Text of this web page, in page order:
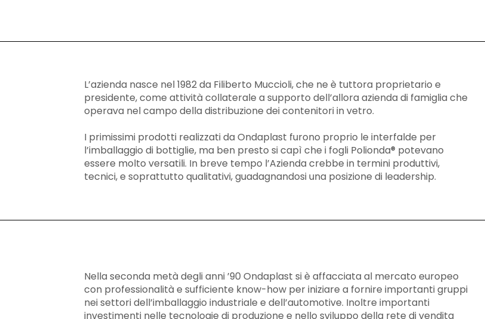
L’azienda nasce nel 1982 da Filiberto Muccioli, che ne è tuttora proprietario e
presidente, come attività collaterale a supporto dell’allora azienda di famiglia che
operava nel campo della distribuzione dei contenitori in vetro.
I primissimi prodotti realizzati da Ondaplast furono proprio le interfalde per
l’imballaggio di bottiglie, ma ben presto si capì che i fogli Polionda® potevano
essere molto versatili. In breve tempo l’Azienda crebbe in termini produttivi,
tecnici, e soprattutto qualitativi, guadagnandosi una posizione di leadership.
Nella seconda metà degli anni ’90 Ondaplast si è affacciata al mercato europeo
con professionalità e sufficiente know-how per iniziare a fornire importanti gruppi
nei settori dell’imballaggio industriale e dell’automotive. Inoltre importanti
investimenti nelle tecnologie di produzione e nello sviluppo della rete di vendita